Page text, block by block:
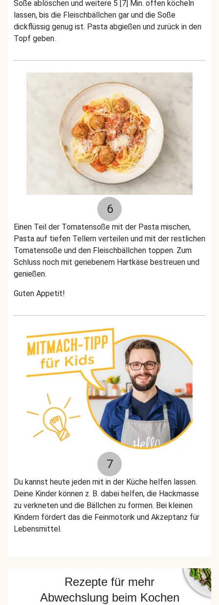
Soße ablöschen und weitere 5 [7] Min. offen köcheln
lassen, bis die Fleischbällchen gar und die Soße
dickflüssig genug ist. Pasta abgießen und zurück in den
Topf geben.
6
Einen Teil der Tomatensoße mit der Pasta mischen,
Pasta auf tiefen Tellern verteilen und mit der restlichen
Tomatensoße und den Fleischbällchen toppen. Zum
Schluss noch mit geriebenem Hartkäse bestreuen und
genießen.
Guten Appetit!
7
Du kannst heute jeden mit in der Küche helfen lassen.
Deine Kinder können z. B. dabei helfen, die Hackmasse
zu verkneten und die Bällchen zu formen. Bei kleinen
Kindern fördert das die Feinmotorik und Akzeptanz für
Lebensmittel.
Rezepte für mehr
Abwechslung beim Kochen